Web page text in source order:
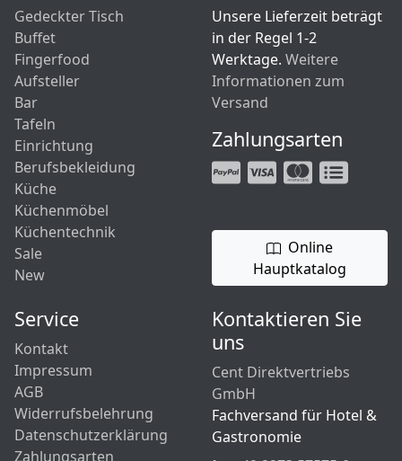
Gedeckter Tisch
Buffet
Fingerfood
Aufsteller
Bar
Tafeln
Einrichtung
Berufsbekleidung
Küche
Küchenmöbel
Küchentechnik
Sale
New
Unsere Lieferzeit beträgt
in der Regel 1-2
Werktage. Weitere
Informationen zum
Versand
Zahlungsarten
Online
Hauptkatalog
Service
Kontakt
Impressum
AGB
Widerrufsbelehrung
Datenschutzerklärung
Zahlungsarten
Kontaktieren Sie
uns
Cent Direktvertriebs
GmbH
Fachversand für Hotel &
Gastronomie